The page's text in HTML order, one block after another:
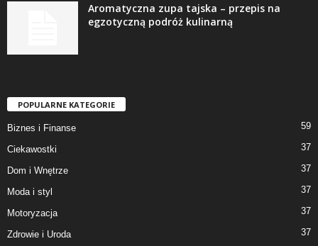
Aromatyczna zupa tajska – przepis na
egzotyczną podróż kulinarną
POPULARNE KATEGORIE
Biznes i Finanse 59
Ciekawostki 37
Dom i Wnętrze 37
Moda i styl 37
Motoryzacja 37
Zdrowie i Uroda 37